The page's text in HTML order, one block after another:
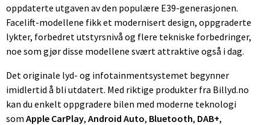
oppdaterte utgaven av den populære E39-generasjonen.
Facelift-modellene fikk et modernisert design, oppgraderte
lykter, forbedret utstyrsnivå og flere tekniske forbedringer,
noe som gjør disse modellene svært attraktive også i dag.
Det originale lyd- og infotainmentsystemet begynner
imidlertid å bli utdatert. Med riktige produkter fra Billyd.no
kan du enkelt oppgradere bilen med moderne teknologi
som Apple CarPlay, Android Auto, Bluetooth, DAB+,